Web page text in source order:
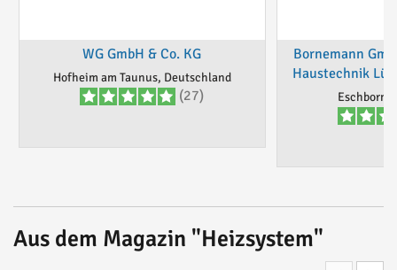
WG GmbH & Co. KG
Hofheim am Taunus, Deutschland
(27)
Bornemann
Haustechnik
Eschborn,
Aus dem Magazin "Heizsystem"